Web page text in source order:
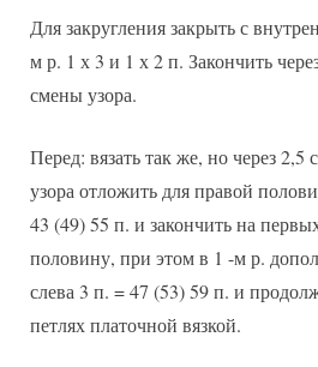
Для закругления закрыть с
м р. 1 х 3 и 1 х 2 п. Закончить
смены узора.
Перед: вязать так же, но через
узора отложить для правой
43 (49) 55 п. и закончить на
половину, при этом в 1 -м р.
слева 3 п. = 47 (53) 59 п. и
петлях платочной вязкой.